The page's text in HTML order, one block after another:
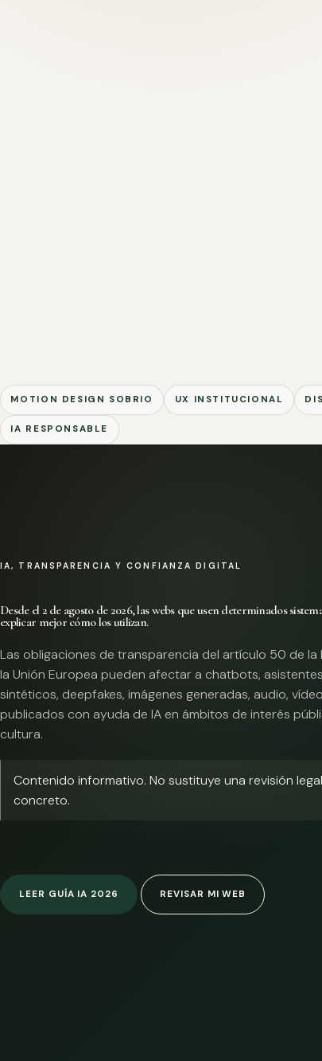
MOTION DESIGN SOBRIO UX INSTITUCIONAL
IA RESPONSABLE
IA, TRANSPARENCIA Y CONFIANZA DIGITAL
Desde el 2 de agosto de 2026, las webs que usen determinados
explicar mejor cómo los utilizan.
Las obligaciones de transparencia del artículo 50 de la
la Unión Europea pueden afectar a chatbots,
sintéticos, deepfakes, imágenes generadas, audio,
publicados con ayuda de IA en ámbitos de interés
cultura.
Contenido informativo. No sustituye una revisión
concreto.
LEER GUÍA IA 2026 REVISAR MI WEB